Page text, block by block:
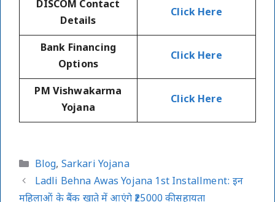
DISCOM Contact
Details
Click Here
Bank Financing
Options
Click Here
PM Vishwakarma
Yojana
Click Here
Categories
Blog, Sarkari Yojana
Ladli Behna Awas Yojana 1st Installment: इन
महिलाओं के बैंक खाते में आएंगे ₹25000 की सहायता